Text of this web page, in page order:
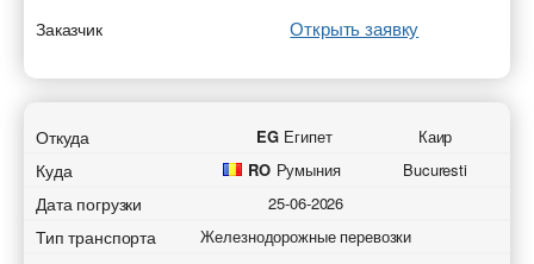
Заказчик Открыть заявку
Откуда EG Египет Каир
Куда RO Румыния Bucuresti
Дата погрузки 25-06-2026
Тип транспорта Железнодорожные перевозки